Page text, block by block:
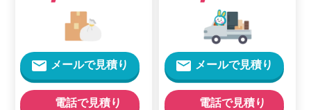
メールで見積り
電話で見積り
メールで見積り
電話で見積り